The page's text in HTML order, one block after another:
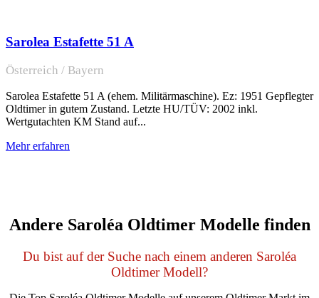
Sarolea Estafette 51 A
Österreich / Bayern
Sarolea Estafette 51 A (ehem. Militärmaschine). Ez: 1951 Gepflegter
Oldtimer in gutem Zustand. Letzte HU/TÜV: 2002 inkl.
Wertgutachten KM Stand auf...
Mehr erfahren
Andere Saroléa Oldtimer Modelle finden
Du bist auf der Suche nach einem anderen Saroléa
Oldtimer Modell?